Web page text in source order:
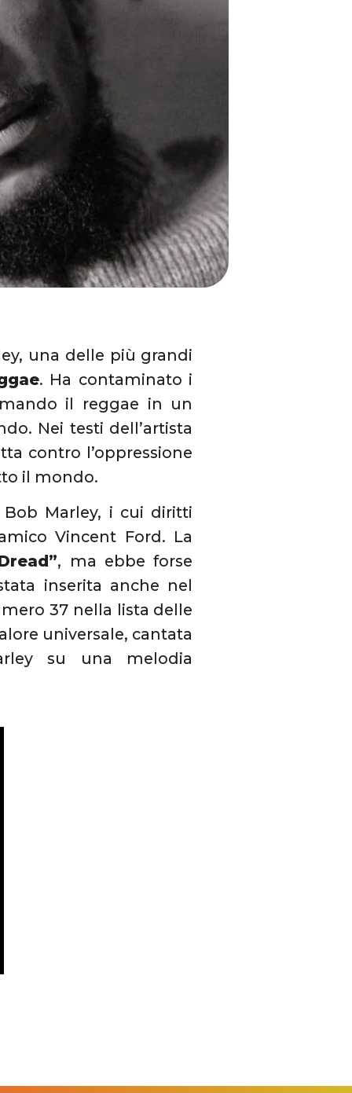
una delle più grandi
. Ha contaminato i
il reggae in un
Nei testi dell’artista
contro l’oppressione
il mondo.
Marley, i cui diritti
Vincent Ford. La
, ma ebbe forse
inserita anche nel
37 nella lista delle
universale, cantata
su una melodia